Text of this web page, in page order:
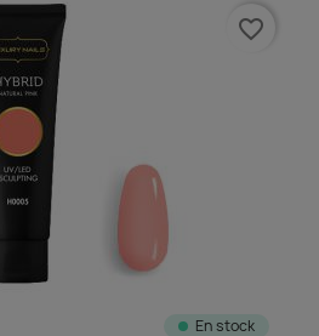
En stock
favorite_border